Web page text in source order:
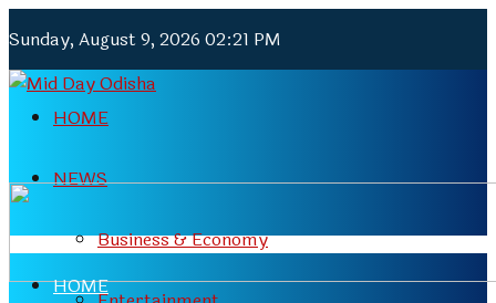
Sunday, August 9, 2026 02:21 PM
HOME
NEWS
Business & Economy
HOME